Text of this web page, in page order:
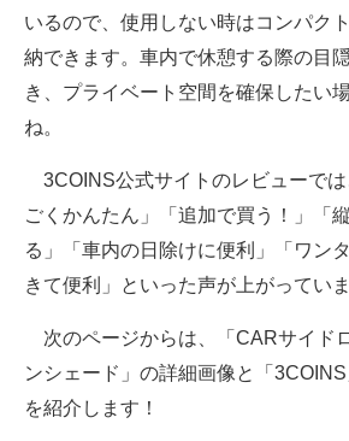
いるので、使用しない時はコンパク
納できます。車内で休憩する際の目
き、プライベート空間を確保したい
ね。
3COINS公式サイトのレビューで
ごくかんたん」「追加で買う！」「
る」「車内の日除けに便利」「ワン
きて便利」といった声が上がっていま
次のページからは、「CARサイド
ンシェード」の詳細画像と「
を紹介します！